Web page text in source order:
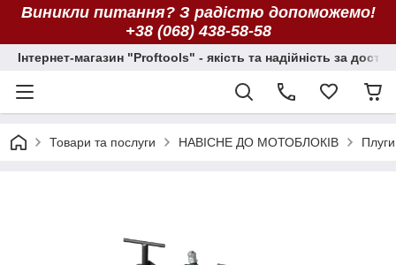
Виникли питання? З радістю допоможемо!
+38 (068) 438-58-58
Інтернет-магазин "Proftools" - якість та надійність за
Товари та послуги НАВІСНЕ ДО МОТОБЛОКІВ Плуги